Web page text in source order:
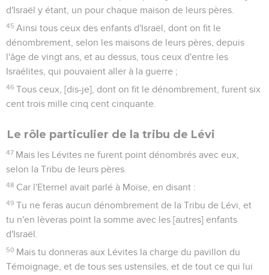
d'Israël y étant, un pour chaque maison de leurs pères.
45 Ainsi tous ceux des enfants d'Israël, dont on fit le
dénombrement, selon les maisons de leurs pères, depuis
l'âge de vingt ans, et au dessus, tous ceux d'entre les
Israélites, qui pouvaient aller à la guerre ;
46 Tous ceux, [dis-je], dont on fit le dénombrement, furent six
cent trois mille cinq cent cinquante.
Le rôle particulier de la tribu de Lévi
47 Mais les Lévites ne furent point dénombrés avec eux,
selon la Tribu de leurs pères.
48 Car l'Eternel avait parlé à Moïse, en disant :
49 Tu ne feras aucun dénombrement de la Tribu de Lévi, et
tu n'en lèveras point la somme avec les [autres] enfants
d'Israël.
50 Mais tu donneras aux Lévites la charge du pavillon du
Témoignage, et de tous ses ustensiles, et de tout ce qui lui